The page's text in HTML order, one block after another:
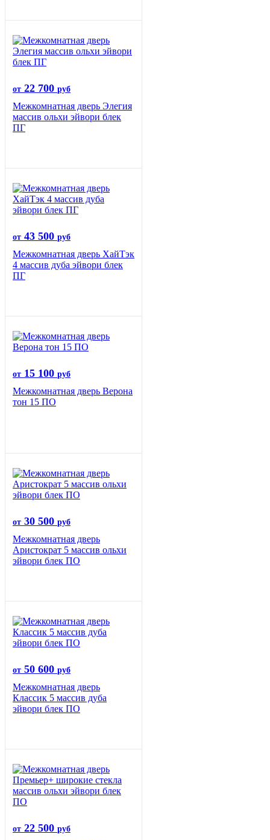
от 22 700 руб
Межкомнатная дверь Элегия
массив ольхи эйвори блек
ПГ
от 43 500 руб
Межкомнатная дверь ХайТэк
4 массив дуба эйвори блек
ПГ
от 15 100 руб
Межкомнатная дверь Верона
тон 15 ПО
от 30 500 руб
Межкомнатная дверь
Аристократ 5 массив ольхи
эйвори блек ПО
от 50 600 руб
Межкомнатная дверь
Классик 5 массив дуба
эйвори блек ПО
от 22 500 руб